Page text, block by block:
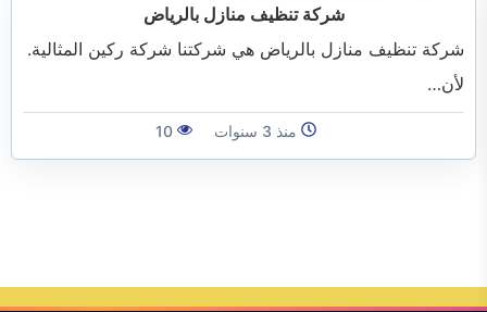
شركة تنظيف منازل بالرياض
شركة تنظيف منازل بالرياض هي شركتنا شركة ركين المثالية.
لأن…
منذ 3 سنوات 10